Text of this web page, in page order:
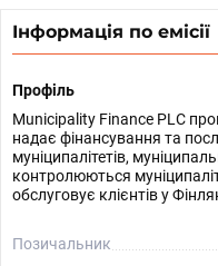
Інформація по емісії
Профіль
Municipality Finance PLC
надає фінансування та
муніципалітетів,
контролюються
обслуговує клієнтів у
Позичальник